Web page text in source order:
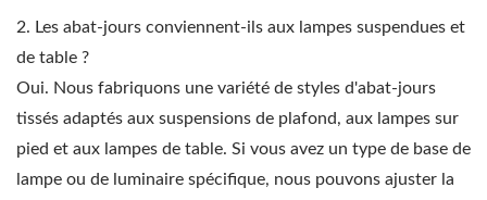
2. Les abat-jours conviennent-ils aux lampes suspendues et
de table ?
Oui. Nous fabriquons une variété de styles d'abat-jours
tissés adaptés aux suspensions de plafond, aux lampes sur
pied et aux lampes de table. Si vous avez un type de base de
lampe ou de luminaire spécifique, nous pouvons ajuster la